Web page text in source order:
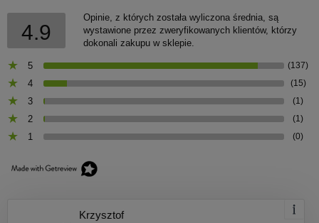
4.9
Opinie, z których została wyliczona średnia, są
wystawione przez zweryfikowanych klientów, którzy
dokonali zakupu w sklepie.
5 (137)
4 (15)
3 (1)
2 (1)
1 (0)
Krzysztof